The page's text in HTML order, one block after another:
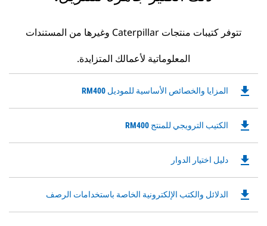
تتوفر كتيبات منتجات Caterpillar وغيرها من المستندات
المعلوماتية لأعمالك المتزايدة.
المزايا والخصائص الأساسية للموديل RM400Downloadable
a
New
Tab
file_download
الكتيب الترويجي للمنتج RM400Downloadable
a
New
Tab
file_download
دليل اختيار الدوارDownloadable
a
file_download
الدلائل والكتب الإلكترونية الخاصة باستخدامات الرصفDownloadable
file_download